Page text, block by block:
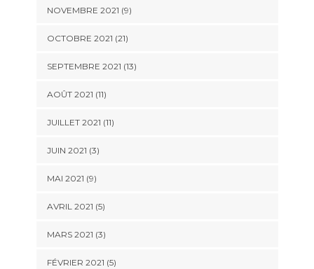
NOVEMBRE 2021 (9)
OCTOBRE 2021 (21)
SEPTEMBRE 2021 (13)
AOÛT 2021 (11)
JUILLET 2021 (11)
JUIN 2021 (3)
MAI 2021 (9)
AVRIL 2021 (5)
MARS 2021 (3)
FÉVRIER 2021 (5)